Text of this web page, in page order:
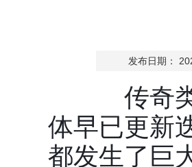
发布日期：
传奇类多
体早已更新
都发生了巨